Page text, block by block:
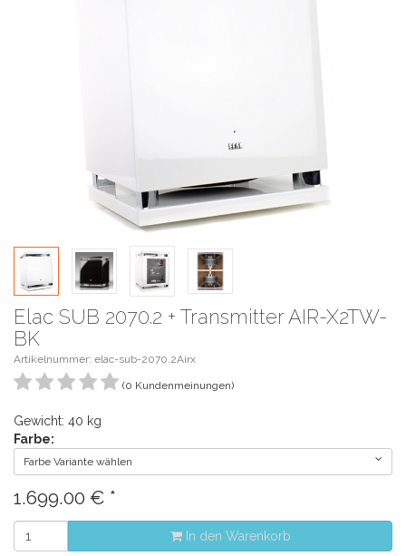
Elac SUB 2070.2 + Transmitter AIR-X2TW-
BK
Artikelnummer: elac-sub-2070.2Airx
(0 Kundenmeinungen)
Gewicht: 40 kg
Farbe:
Farbe Variante wählen
1.699.00 € *
In den Warenkorb